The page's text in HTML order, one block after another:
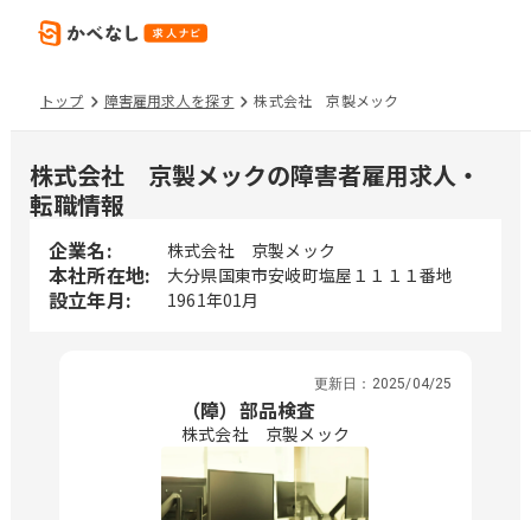
トップ 障害雇用求人を探す 株式会社 京製メック
株式会社 京製メックの障害者雇用求人・
転職情報
企業名: 株式会社 京製メック
本社所在地: 大分県国東市安岐町塩屋１１１１番地
設立年月: 1961年01月
更新日： 2025/04/25
（障）部品検査
株式会社 京製メック